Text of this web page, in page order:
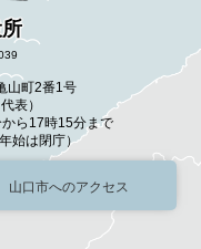
山町2番1号
表）
ら17時15分まで
始は閉庁）
山口市へのアクセス